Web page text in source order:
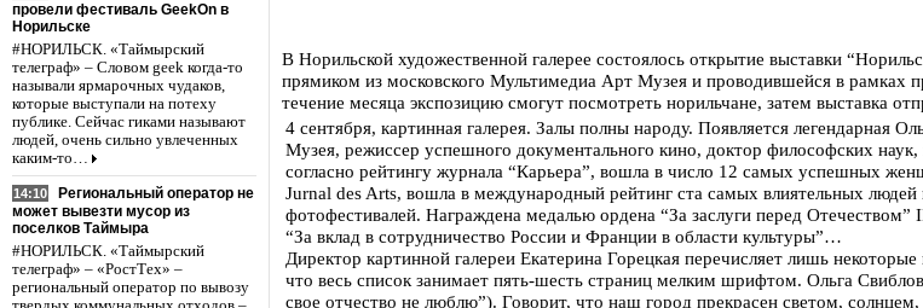
провели фестиваль GeekOn в
Норильске
#НОРИЛЬСК. «Таймырский
телеграф» – Словом geek когда-то
называли ярмарочных чудаков,
которые выступали на потеху
публике. Сейчас гиками называют
людей, очень сильно увлеченных
каким-то…
14:10
Региональный оператор не
может вывезти мусор из
поселков Таймыра
#НОРИЛЬСК. «Таймырский
телеграф» – «РостТех» –
региональный оператор по вывозу
В Норильской художественной галерее состоялось открытие выставки
прямиком из московского Мультимедиа Арт Музея и проводившейся в рамках
течение месяца экспозицию смогут посмотреть норильчане, затем выставка
4 сентября, картинная галерея. Залы полны народу. Появляется легендарная
Музея, режиссер успешного документального кино, доктор философских
согласно рейтингу журнала “Карьера”, вошла в число 12 самых успешных
Jurnal des Arts, вошла в международный рейтинг ста самых влиятельных
фотофестивалей. Награждена медалью ордена “За заслуги перед
“За вклад в сотрудничество России и Франции в области культуры”…
Директор картинной галереи Екатерина Горецкая перечисляет лишь
что весь список занимает пять-шесть страниц мелким шрифтом. Ольга
свое отчество не люблю”). Говорит, что наш город прекрасен светом, солнцем,